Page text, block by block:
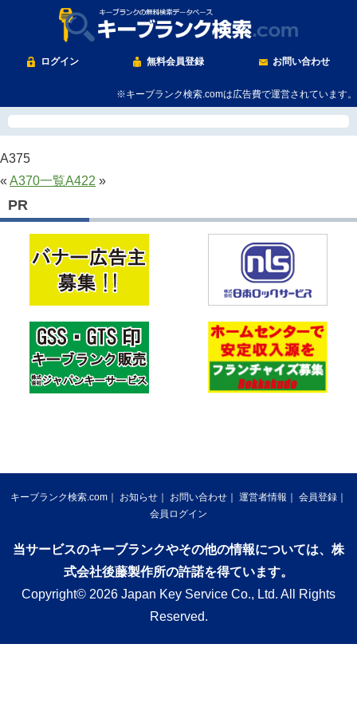
ログイン 無料会員登録 お問い合わせ
※キーブランク検索.comは広告費で運営されています。
A375
« A370一覧A422 »
PR
キーブランク検索.com お知らせ お問い合わせ 運営者情報
会員登録
会員ログイン
当サービスのキーブランクやその他の情報については、株
式会社後藤製作所の許諾を得ています。
Copyright© 2026 Japan Key Service Co., Ltd. All Rights
Reserved.